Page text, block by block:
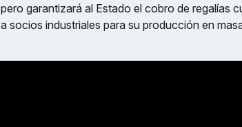
pero garantizará al Estado el cobro de regalías
a socios industriales para su producción en